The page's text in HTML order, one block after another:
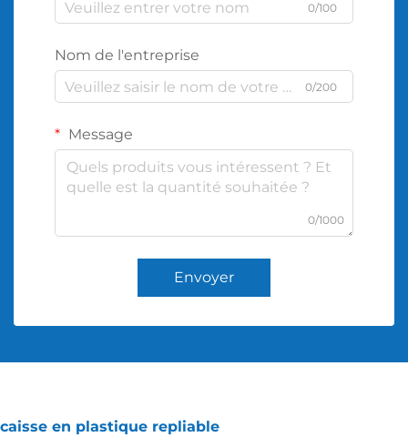
0/100
Nom de l'entreprise
0/200
Message
0/1000
Envoyer
caisse en plastique repliable